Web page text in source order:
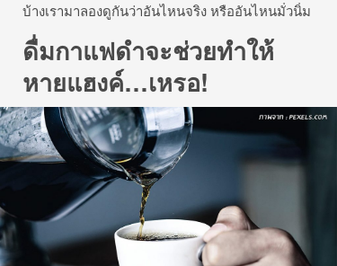
บ้างเรามาลองดูกันว่าอันไหนจริง หรืออันไหนมั่วนิ่ม
ดื่มกาแฟดำจะช่วยทำให้
หายแฮงค์…เหรอ!